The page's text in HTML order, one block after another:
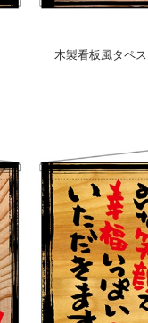
木製看板風タペ